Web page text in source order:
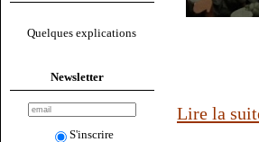
Quelques explications
Newsletter
S'inscrire
Lire la